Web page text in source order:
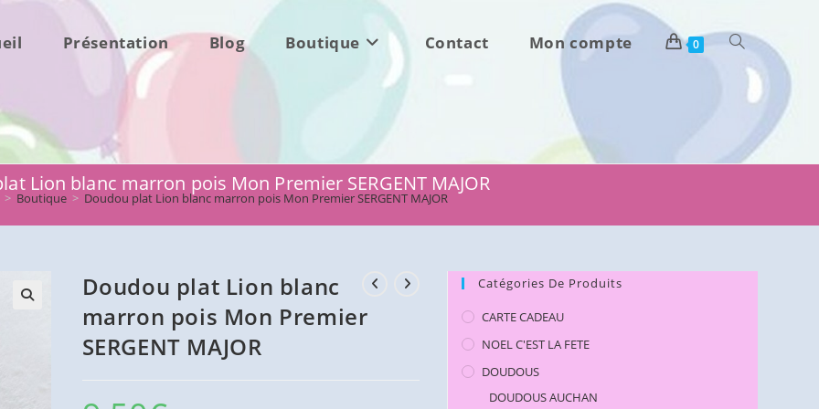
Présentation Blog Boutique Contact Mon compte 0 Toggle
Lion blanc marron pois Mon Premier SERGENT MAJOR
> Boutique > Doudou plat Lion blanc marron pois Mon Premier SERGENT MAJOR
Doudou plat Lion blanc
marron pois Mon Premier
SERGENT MAJOR
Catégories De Produits
CARTE CADEAU
NOEL C'EST LA FETE
DOUDOUS
DOUDOUS AUCHAN